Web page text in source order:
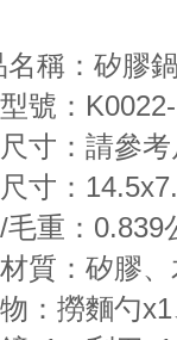
名稱：矽膠
號：
寸：請參
寸：
毛重：0.839
質：矽膠
：撈麵勺